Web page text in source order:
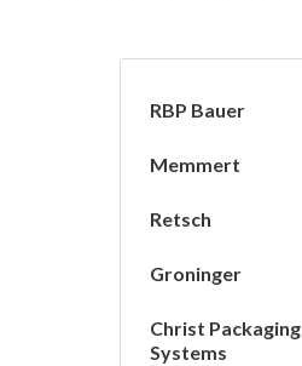
RBP Bauer
Memmert
Retsch
Groninger
Christ Packaging
Systems